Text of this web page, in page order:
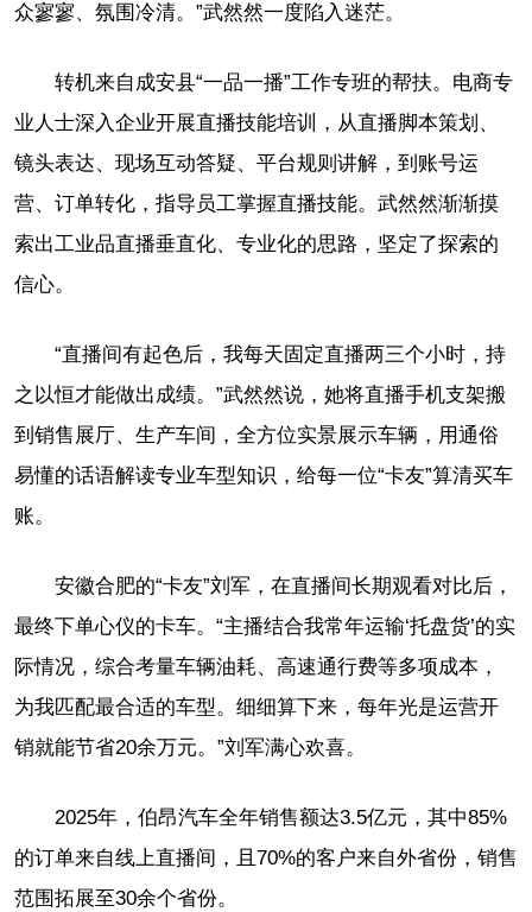
众寥寥、氛围冷清。”武然然一度陷入迷茫。
转机来自成安县“一品一播”工作专班的帮扶。电商专
业人士深入企业开展直播技能培训，从直播脚本策划、
镜头表达、现场互动答疑、平台规则讲解，到账号运
营、订单转化，指导员工掌握直播技能。武然然渐渐摸
索出工业品直播垂直化、专业化的思路，坚定了探索的
信心。
“直播间有起色后，我每天固定直播两三个小时，持
之以恒才能做出成绩。”武然然说，她将直播手机支架搬
到销售展厅、生产车间，全方位实景展示车辆，用通俗
易懂的话语解读专业车型知识，给每一位“卡友”算清买车
账。
安徽合肥的“卡友”刘军，在直播间长期观看对比后，
最终下单心仪的卡车。“主播结合我常年运输‘托盘货’的实
际情况，综合考量车辆油耗、高速通行费等多项成本，
为我匹配最合适的车型。细细算下来，每年光是运营开
销就能节省20余万元。”刘军满心欢喜。
2025年，伯昂汽车全年销售额达3.5亿元，其中85%
的订单来自线上直播间，且70%的客户来自外省份，销售
范围拓展至30余个省份。